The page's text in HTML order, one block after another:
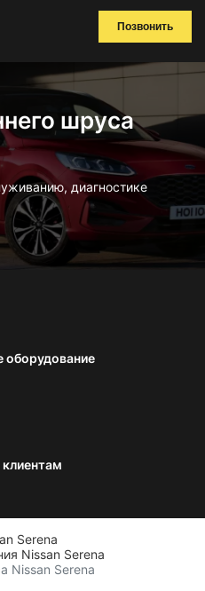
Позвонить
шруса
диагностике
оборудование
клиентам
Serena
Nissan Serena
Nissan Serena